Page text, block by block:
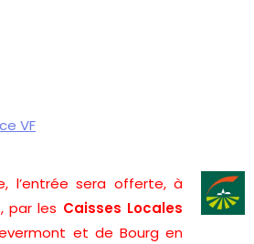
VF
l’entrée sera offerte, à
par les Caisses Locales
et de Bourg en